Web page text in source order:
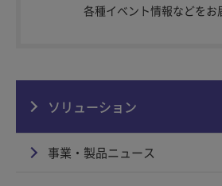
各種イベント情報などをお
ソリューション
事業・製品ニュース